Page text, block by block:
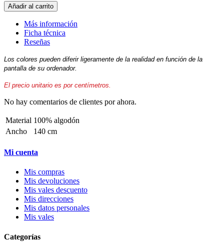
Añadir al carrito
Más información
Ficha técnica
Reseñas
Los colores pueden diferir ligeramente de la realidad en función de la
pantalla de su ordenador.
El precio unitario es por centímetros.
No hay comentarios de clientes por ahora.
Material 100% algodón
Ancho
140 cm
Mi cuenta
Mis compras
Mis devoluciones
Mis vales descuento
Mis direcciones
Mis datos personales
Mis vales
Categorías